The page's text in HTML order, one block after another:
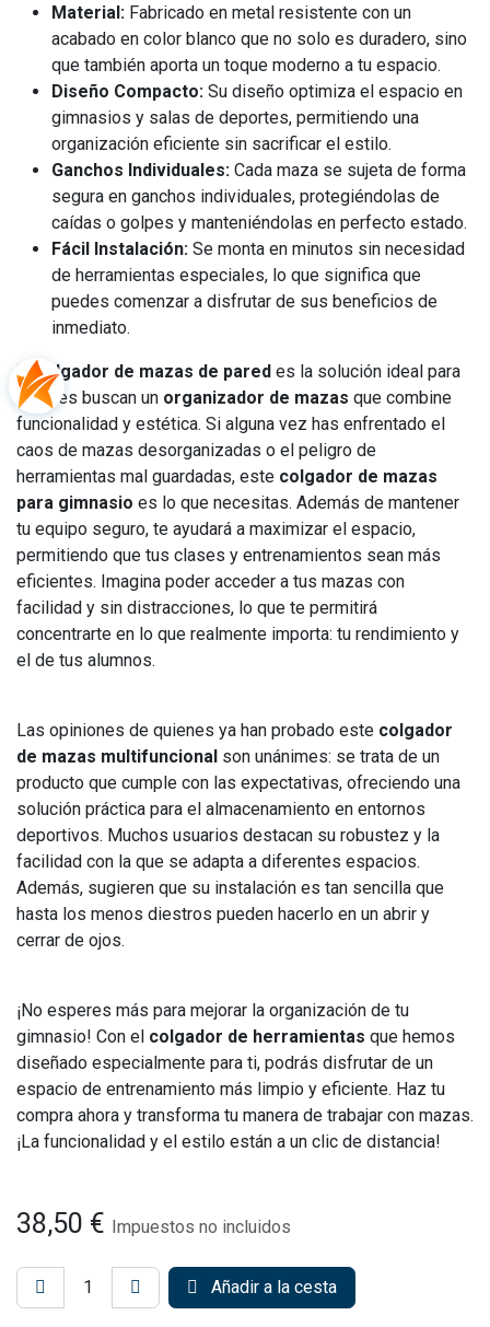
Material: Fabricado en metal resistente con un
acabado en color blanco que no solo es duradero, sino
que también aporta un toque moderno a tu espacio.
Diseño Compacto: Su diseño optimiza el espacio en
gimnasios y salas de deportes, permitiendo una
organización eficiente sin sacrificar el estilo.
Ganchos Individuales: Cada maza se sujeta de forma
segura en ganchos individuales, protegiéndolas de
caídas o golpes y manteniéndolas en perfecto estado.
Fácil Instalación: Se monta en minutos sin necesidad
de herramientas especiales, lo que significa que
puedes comenzar a disfrutar de sus beneficios de
inmediato.
El colgador de mazas de pared es la solución ideal para
quienes buscan un organizador de mazas que combine
funcionalidad y estética. Si alguna vez has enfrentado el
caos de mazas desorganizadas o el peligro de
herramientas mal guardadas, este colgador de mazas
para gimnasio es lo que necesitas. Además de mantener
tu equipo seguro, te ayudará a maximizar el espacio,
permitiendo que tus clases y entrenamientos sean más
eficientes. Imagina poder acceder a tus mazas con
facilidad y sin distracciones, lo que te permitirá
concentrarte en lo que realmente importa: tu rendimiento y
el de tus alumnos.
Las opiniones de quienes ya han probado este colgador
de mazas multifuncional son unánimes: se trata de un
producto que cumple con las expectativas, ofreciendo una
solución práctica para el almacenamiento en entornos
deportivos. Muchos usuarios destacan su robustez y la
facilidad con la que se adapta a diferentes espacios.
Además, sugieren que su instalación es tan sencilla que
hasta los menos diestros pueden hacerlo en un abrir y
cerrar de ojos.
¡No esperes más para mejorar la organización de tu
gimnasio! Con el colgador de herramientas que hemos
diseñado especialmente para ti, podrás disfrutar de un
espacio de entrenamiento más limpio y eficiente. Haz tu
compra ahora y transforma tu manera de trabajar con mazas.
¡La funcionalidad y el estilo están a un clic de distancia!
38,50 € Impuestos no incluidos
Añadir a la cesta